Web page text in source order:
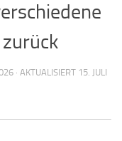
· AKTUALISIERT 15. JULI